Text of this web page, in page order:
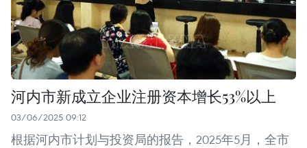
河内市新成立企业注册资本增长53%以上
03/06/2025 09:12
根据河内市计划与投资局的报告，2025年5月，全市